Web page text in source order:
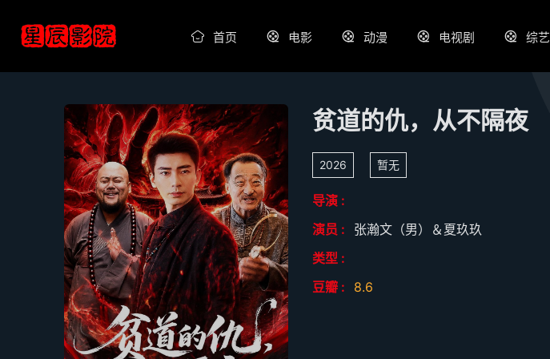
首页 电影 动漫 电视剧 综艺
贫道的仇，从不隔夜
2026 暂无
导演 :
演员 :
张瀚文（男）＆夏玖玖
类型 :
豆瓣 :
8.6